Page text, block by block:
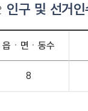
인구 및 선거인
읍ㆍ면ㆍ동수
8